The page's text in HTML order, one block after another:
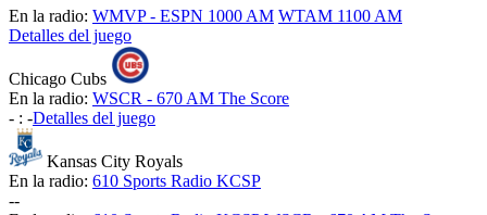
En la radio: WMVP - ESPN 1000 AM WTAM 1100 AM
Detalles del juego
Chicago Cubs
En la radio: WSCR - 670 AM The Score
- : -Detalles del juego
Kansas City Royals
En la radio: 610 Sports Radio KCSP
--